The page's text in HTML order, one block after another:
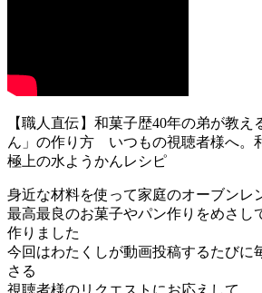
【職人直伝】和菓子歴40年の弟が教
ん」の作り方 いつもの視聴者様へ。
極上の水ようかんレシピ
身近な材料を使って家庭のオーブンレ
最高最良のお菓子やパン作りをめさし
作りました
今回はわたくしが動画投稿するたびに
さる
視聴者様のリクエストにお応えして